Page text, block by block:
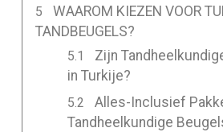
WAAROM KIEZEN VOOR
TANDBEUGELS?
Zijn
in Turkije?
Alles-Inclusief
Tandheelkundige